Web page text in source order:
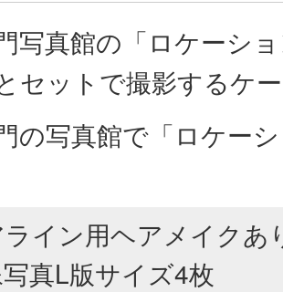
写真館の「ロケーシ
セットで撮影するケ
の写真館で「ロケー
ライン用ヘアメイクあ
写真L版サイズ4枚